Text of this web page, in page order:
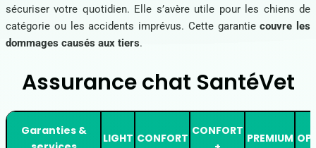
sécuriser votre quotidien. Elle s’avère utile pour les chiens de
catégorie ou les accidents imprévus. Cette garantiecouvre les
dommages causés aux tiers.
Assurance chat SantéVet
Garanties &
LIGHT CONFORT
CONFORT
PREMIUM